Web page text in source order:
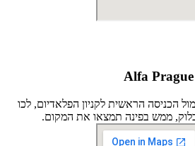
Alfa Prague
הכניסה הראשית לקניון הפלאדיום, לכו
ממש בפינה תמצאו את המקום.